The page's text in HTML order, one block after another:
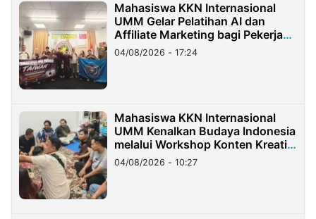
Mahasiswa KKN Internasional
UMM Gelar Pelatihan AI dan
Affiliate Marketing bagi Pekerja
Migran Indonesia di Taiwan
04/08/2026 - 17:24
Mahasiswa KKN Internasional
UMM Kenalkan Budaya Indonesia
melalui Workshop Konten Kreatif
di Taiwan
04/08/2026 - 10:27